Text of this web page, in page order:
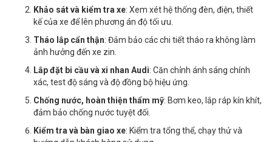
Khảo sát và kiểm tra xe: Xem xét hệ thống đèn, điện, thiết
kế của xe để lên phương án độ tối ưu.
Tháo lắp cẩn thận: Đảm bảo các chi tiết tháo ra không làm
ảnh hưởng đến xe zin.
Lắp đặt bi cầu và xi nhan Audi: Căn chỉnh ánh sáng chính
xác, test độ sáng và độ đồng bộ hiệu ứng.
Chống nước, hoàn thiện thẩm mỹ: Bơm keo, lắp ráp kín khít,
đảm bảo chống nước tuyệt đối.
Kiểm tra và bàn giao xe: Kiểm tra tổng thể, chạy thử và